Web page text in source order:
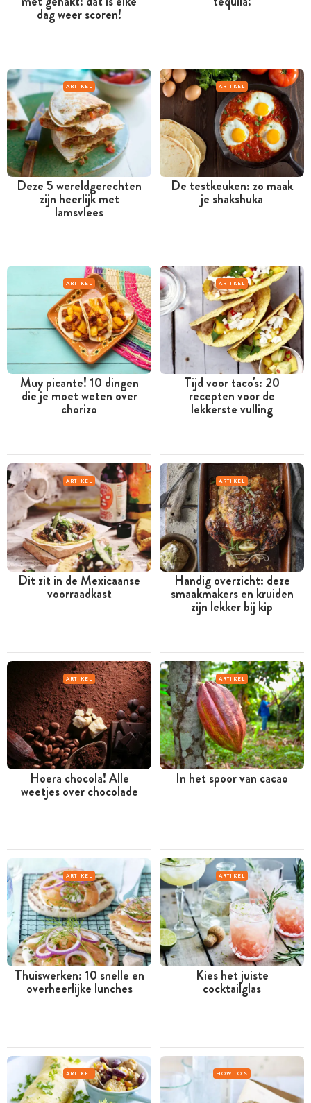
dag weer scoren!
ARTIKEL
Deze 5 wereldgerechten
zijn heerlijk met
lamsvlees
ARTIKEL
De testkeuken: zo maak
je shakshuka
ARTIKEL
Muy picante! 10 dingen
die je moet weten over
chorizo
ARTIKEL
Tijd voor taco's: 20
recepten voor de
lekkerste vulling
ARTIKEL
Dit zit in de Mexicaanse
voorraadkast
ARTIKEL
Handig overzicht: deze
smaakmakers en kruiden
zijn lekker bij kip
ARTIKEL
Hoera chocola! Alle
weetjes over chocolade
ARTIKEL
In het spoor van cacao
ARTIKEL
Thuiswerken: 10 snelle en
overheerlijke lunches
ARTIKEL
Kies het juiste
cocktailglas
ARTIKEL HOW TO'S